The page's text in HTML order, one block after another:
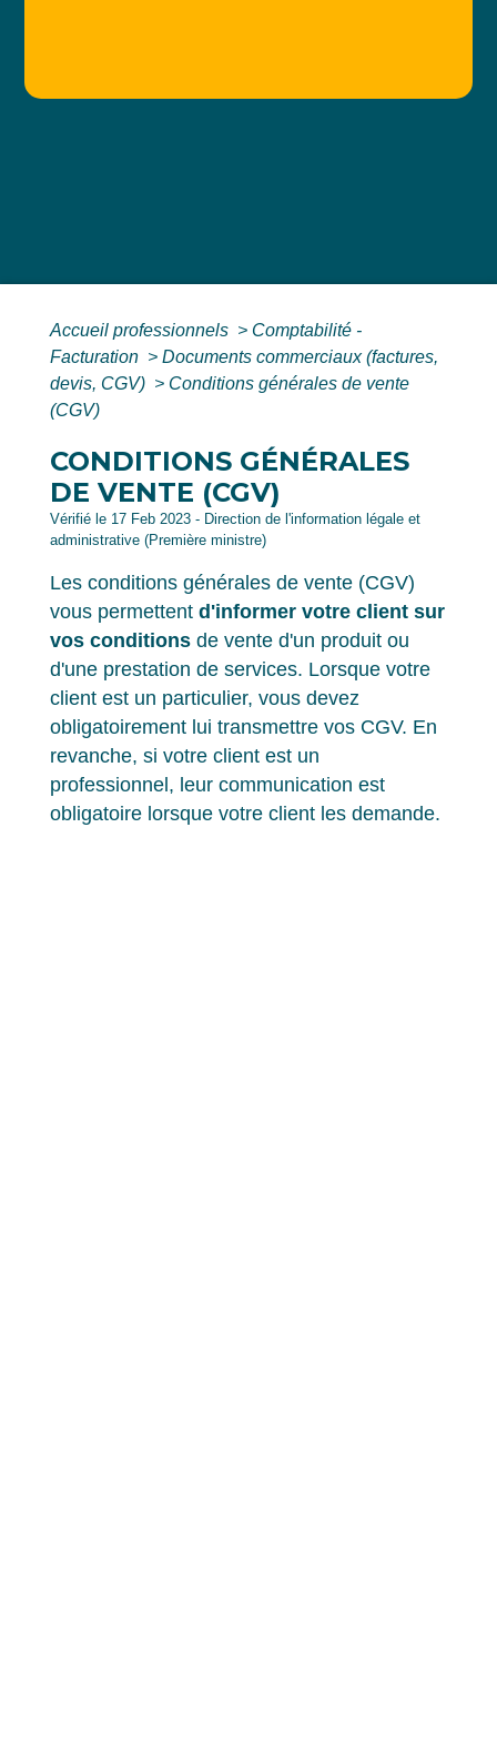
Accueil professionnels > Comptabilité -
Facturation > Documents commerciaux (factures,
devis, CGV) > Conditions générales de vente
(CGV)
CONDITIONS GÉNÉRALES
DE VENTE (CGV)
Vérifié le 17 Feb 2023 - Direction de l'information légale et
administrative (Première ministre)
Les conditions générales de vente (CGV)
vous permettent d'informer votre client sur
vos conditions de vente d'un produit ou
d'une prestation de services. Lorsque votre
client est un particulier, vous devez
obligatoirement lui transmettre vos CGV. En
revanche, si votre client est un
professionnel, leur communication est
obligatoire lorsque votre client les demande.